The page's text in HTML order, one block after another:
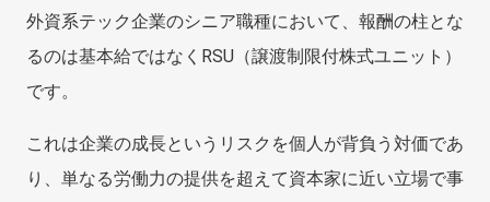
外資系テック企業のシニア職種において、報酬の柱とな
るのは基本給ではなくRSU（譲渡制限付株式ユニット）
です。
これは企業の成長というリスクを個人が背負う対価であ
り、単なる労働力の提供を超えて資本家に近い立場で事